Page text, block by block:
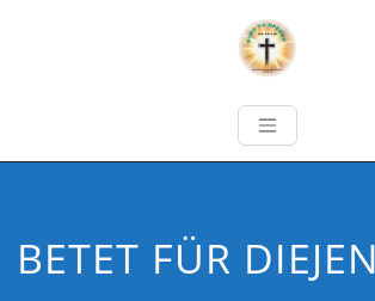
BETET FÜR